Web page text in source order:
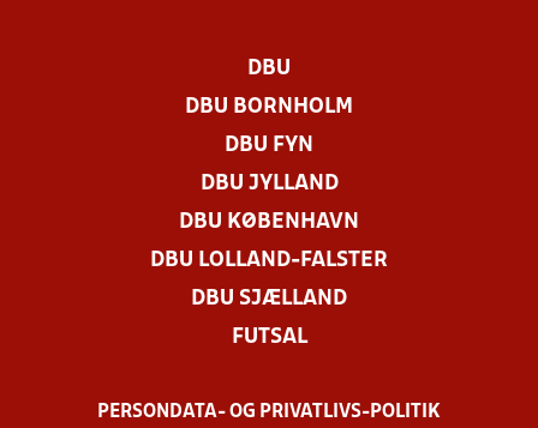
DBU
DBU BORNHOLM
DBU FYN
DBU JYLLAND
DBU KØBENHAVN
DBU LOLLAND-FALSTER
DBU SJÆLLAND
FUTSAL
PERSONDATA- OG PRIVATLIVS-POLITIK